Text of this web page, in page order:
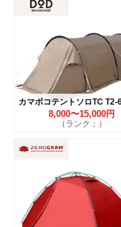
カマボコテントソロTC T2-
8,000〜15,000円
（ランク：）